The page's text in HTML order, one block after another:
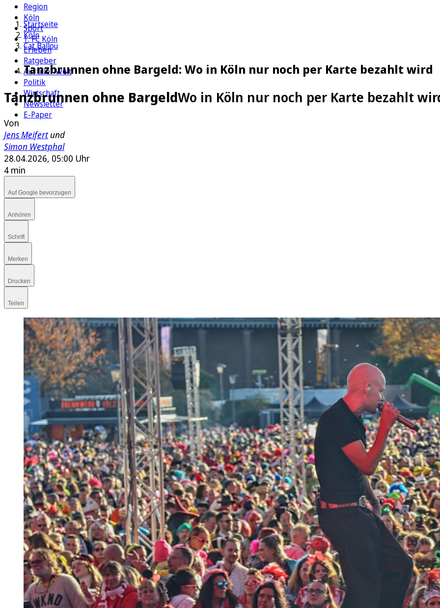
Region
Köln
Sport
1. FC Köln
Erleben
Ratgeber
Aus aller Welt
Politik
Wirtschaft
Newsletter
E-Paper
Startseite
Köln
Cat Ballou
Tanzbrunnen ohne Bargeld: Wo in Köln nur noch per Karte bezahlt wird
Tanzbrunnen ohne BargeldWo in Köln nur noch per Karte bezahlt
Von
Jens Meifertund
Simon Westphal
28.04.2026, 05:00 Uhr
4 min
Auf Google bevorzugen
Anhören
Schrift
Merken
Drucken
Teilen